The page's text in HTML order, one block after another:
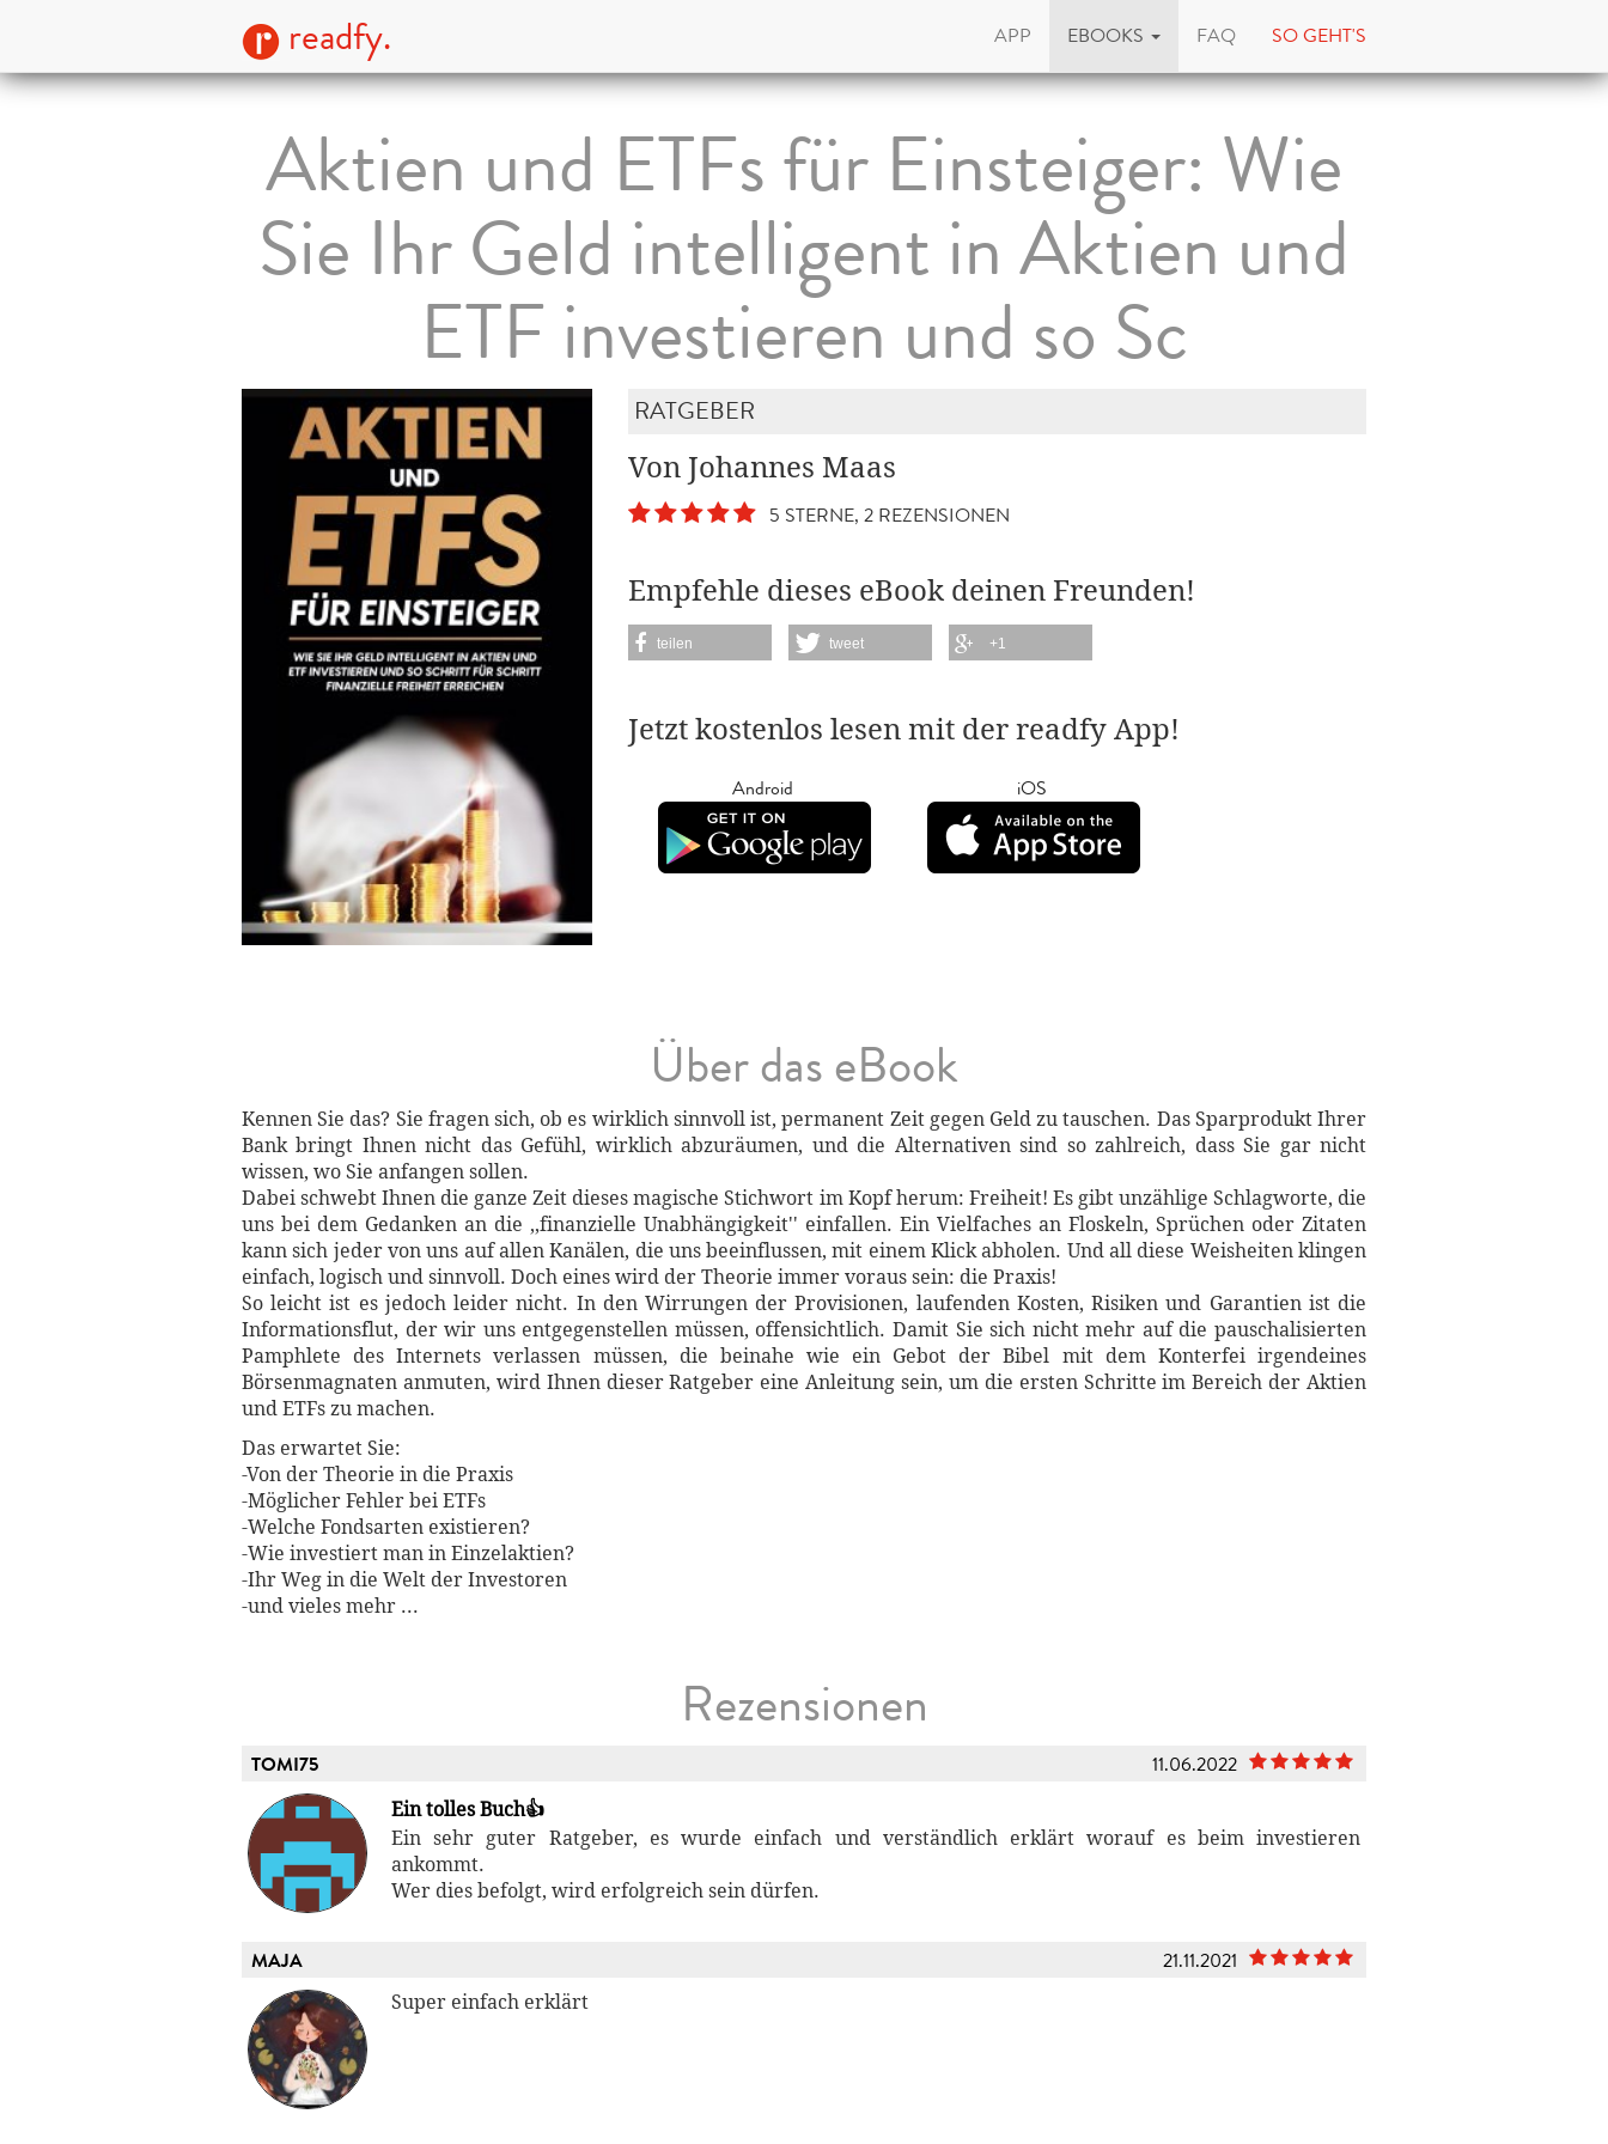
readfy. APP EBOOKS FAQ SO GEHT'S
Aktien und ETFs für Einsteiger: Wie
Sie Ihr Geld intelligent in Aktien und
ETF investieren und so Sc
RATGEBER
Von Johannes Maas
5 STERNE, 2 REZENSIONEN
Empfehle dieses eBook deinen Freunden!
teilen tweet +1
Jetzt kostenlos lesen mit der readfy App!
Android iOS
Über das eBook
Kennen Sie das? Sie fragen sich, ob es wirklich sinnvoll ist, permanent Zeit gegen Geld zu tauschen. Das Sparprodukt Ihrer
Bank bringt Ihnen nicht das Gefühl, wirklich abzuräumen, und die Alternativen sind so zahlreich, dass Sie gar nicht
wissen, wo Sie anfangen sollen.
Dabei schwebt Ihnen die ganze Zeit dieses magische Stichwort im Kopf herum: Freiheit! Es gibt unzählige Schlagworte, die
uns bei dem Gedanken an die ,,finanzielle Unabhängigkeit'' einfallen. Ein Vielfaches an Floskeln, Sprüchen oder Zitaten
kann sich jeder von uns auf allen Kanälen, die uns beeinflussen, mit einem Klick abholen. Und all diese Weisheiten klingen
einfach, logisch und sinnvoll. Doch eines wird der Theorie immer voraus sein: die Praxis!
So leicht ist es jedoch leider nicht. In den Wirrungen der Provisionen, laufenden Kosten, Risiken und Garantien ist die
Informationsflut, der wir uns entgegenstellen müssen, offensichtlich. Damit Sie sich nicht mehr auf die pauschalisierten
Pamphlete des Internets verlassen müssen, die beinahe wie ein Gebot der Bibel mit dem Konterfei irgendeines
Börsenmagnaten anmuten, wird Ihnen dieser Ratgeber eine Anleitung sein, um die ersten Schritte im Bereich der Aktien
und ETFs zu machen.
Das erwartet Sie:
-Von der Theorie in die Praxis
-Möglicher Fehler bei ETFs
-Welche Fondsarten existieren?
-Wie investiert man in Einzelaktien?
-Ihr Weg in die Welt der Investoren
-und vieles mehr ...
Rezensionen
TOMI75 11.06.2022
Ein tolles Buch👍
Ein sehr guter Ratgeber, es wurde einfach und verständlich erklärt worauf es beim investieren
ankommt.
Wer dies befolgt, wird erfolgreich sein dürfen.
MAJA 21.11.2021
Super einfach erklärt